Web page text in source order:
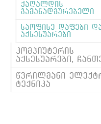
ქაღალდის
გამანადგურებელი
საოფისე დაფები
აქსესუარები
კომპიუტერის
აქსესუარები,
წვრილმანი
ტექნიკა